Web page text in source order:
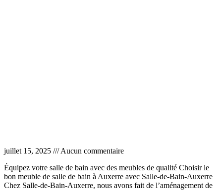
juillet 15, 2025
Aucun commentaire
Équipez votre salle de bain avec des meubles de qualité Choisir le
bon meuble de salle de bain à Auxerre avec Salle-de-Bain-Auxerre
Chez Salle-de-Bain-Auxerre, nous avons fait de l’aménagement de